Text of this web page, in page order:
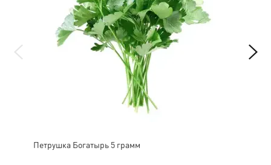
Петрушка Богатырь 5 грамм